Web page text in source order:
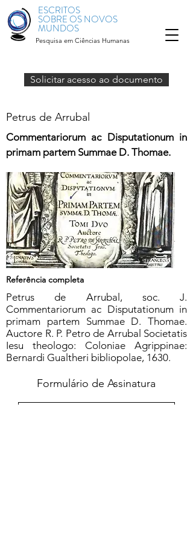
ESCRITOS
SOBRE OS NOVOS
MUNDOS
Pesquisa em Ciências Humanas
Solicitar acesso ao documento
Petrus de Arrubal
Commentariorum ac Disputationum in
primam partem Summae D. Thomae.
Referência completa
Petrus de Arrubal, soc. J.
Commentariorum ac Disputationum in
primam partem Summae D. Thomae.
Auctore R. P. Petro de Arrubal Societatis
Iesu theologo: Coloniae Agrippinae:
Bernardi Gualtheri bibliopolae, 1630.
Formulário de Assinatura